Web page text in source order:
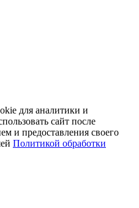
для аналитики и
сайт после
и предоставления своего
Политикой обработки